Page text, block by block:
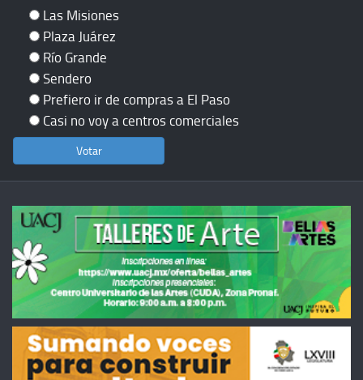
Las Misiones
Plaza Juárez
Río Grande
Sendero
Prefiero ir de compras a El Paso
Casi no voy a centros comerciales